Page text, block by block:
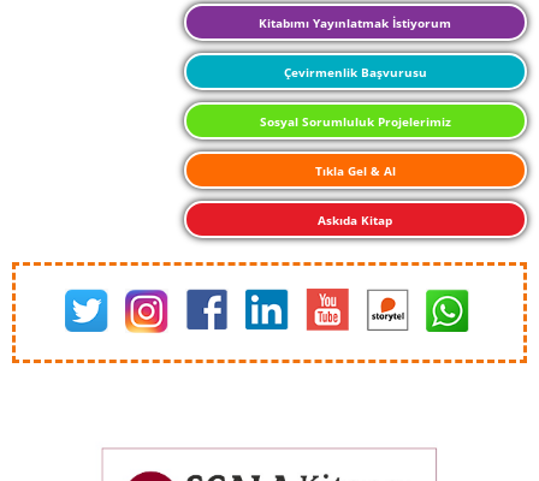
Kitabımı Yayınlatmak İstiyorum
Çevirmenlik Başvurusu
Sosyal Sorumluluk Projelerimiz
Tıkla Gel & Al
Askıda Kitap